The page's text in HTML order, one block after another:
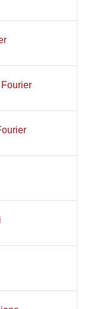
Risorsa video
Risorsa video
Risorsa video
video Kaltura
Kaltura